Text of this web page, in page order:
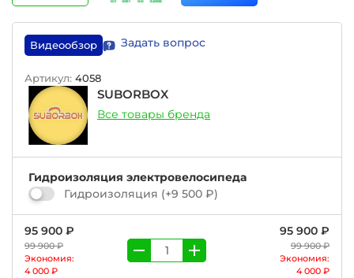
Видеообзор Задать вопрос
Артикул: 4058
SUBORBOX
Все товары бренда
Гидроизоляция электровелосипеда
Гидроизоляция (+9 500 ₽)
95 900 ₽
99 900 ₽
Экономия:
4 000 ₽
95 900 ₽
99 900 ₽
Экономия:
4 000 ₽